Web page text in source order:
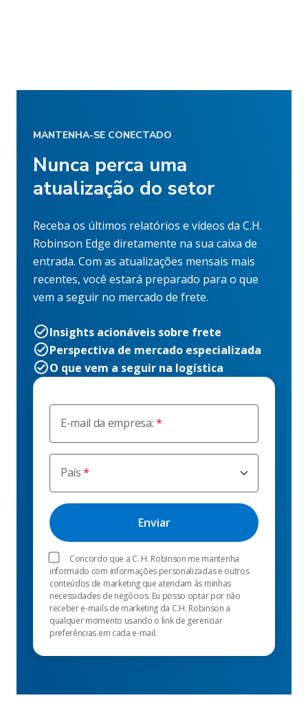
E-mail da empresa:
País
Concordo que a C. H. Robinson me mantenha
informado com informações personalizadas e outros
conteúdos de marketing que atendam às minhas
necessidades de negócios. Eu posso optar por não
receber e-mails de marketing da C.H. Robinson a
qualquer momento usando o link de gerenciar
preferências em cada e-mail.
MANTENHA-SE CONECTADO
Nunca perca uma
atualização do setor
Receba os últimos relatórios e vídeos da C.H.
Robinson Edge diretamente na sua caixa de
entrada. Com as atualizações mensais mais
recentes, você estará preparado para o que
vem a seguir no mercado de frete.
Insights acionáveis sobre frete
Perspectiva de mercado especializada
O que vem a seguir na logística